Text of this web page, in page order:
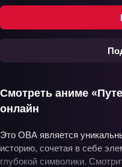
Смотреть аниме
онлайн
Это ОВА является
историю, сочетая в себе
глубокой символики.